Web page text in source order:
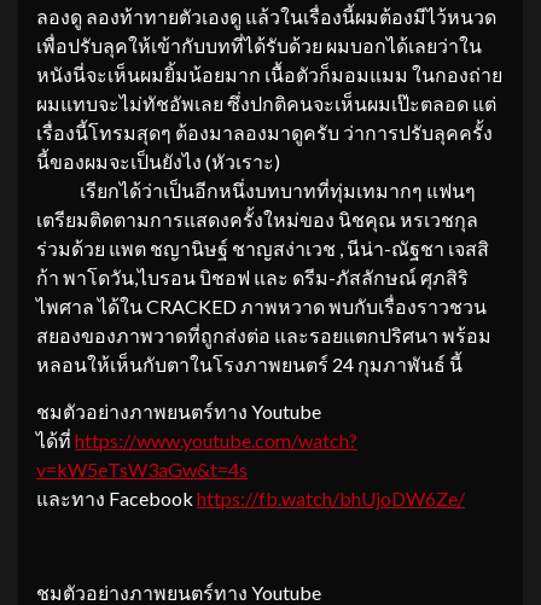
ลองดู ลองท้าทายตัวเองดู แล้วในเรื่องนี้ผมต้องมีไว้หนวด
เพื่อปรับลุคให้เข้ากับบทที่ได้รับด้วย ผมบอกได้เลยว่าใน
หนังนี่จะเห็นผมยิ้มน้อยมาก เนื้อตัวก็มอมแมม ในกองถ่าย
ผมแทบจะไม่ทัชอัพเลย ซึ่งปกติคนจะเห็นผมเป๊ะตลอด แต่
เรื่องนี้โทรมสุดๆ ต้องมาลองมาดูครับ ว่าการปรับลุคครั้ง
นี้ของผมจะเป็นยังไง (หัวเราะ)
เรียกได้ว่าเป็นอีกหนึ่งบทบาทที่ทุ่มเทมากๆ แฟนๆ
เตรียมติดตามการแสดงครั้งใหม่ของ นิชคุณ หรเวชกุล
ร่วมด้วย แพต ชญานิษฐ์ ชาญสง่าเวช , นีน่า-ณัฐชา เจสสิ
ก้า พาโดวัน,ไบรอน บิชอฟ และ ดรีม-ภัสลักษณ์ ศุภสิริ
ไพศาล ได้ใน CRACKED ภาพหวาด พบกับเรื่องราวชวน
สยองของภาพวาดที่ถูกส่งต่อ และรอยแตกปริศนา พร้อม
หลอนให้เห็นกับตาในโรงภาพยนตร์ 24 กุมภาพันธ์ นี้
ชมตัวอย่างภาพยนตร์ทาง Youtube
ได้ที่ https://www.youtube.com/watch?
v=kW5eTsW3aGw&t=4s
และทาง Facebook https://fb.watch/bhUjoDW6Ze/
ชมตัวอย่างภาพยนตร์ทาง Youtube